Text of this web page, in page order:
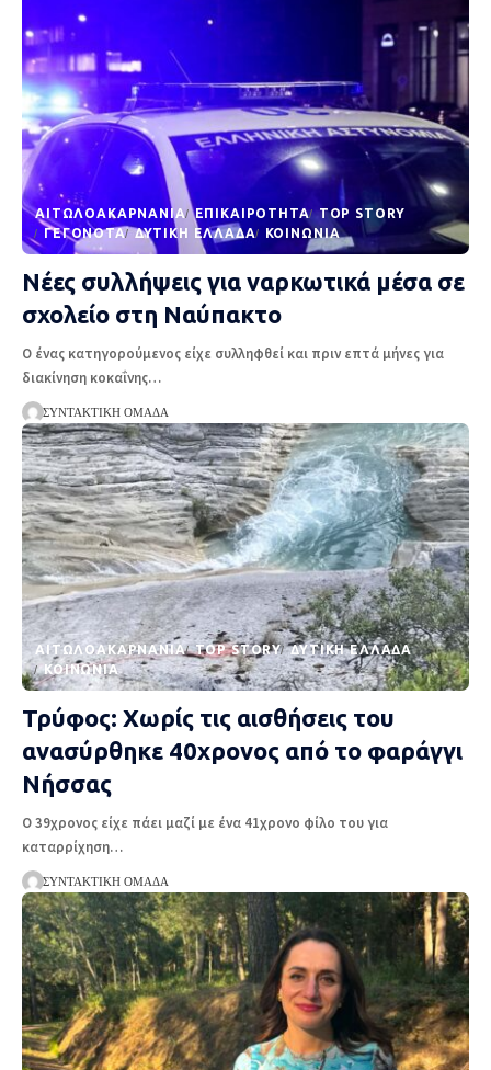
AΙΤΩΛΟΑΚΑΡΝΑΝΊΑ EΠΙΚΑΙΡΌΤΗΤΑ
TOP STORY
ΓΕΓΟΝΌΤΑ
ΔΥΤΙΚΉ ΕΛΛΆΔΑ ΚΟΙΝΩΝΊΑ
Νέες συλλήψεις για ναρκωτικά μέσα σε
σχολείο στη Ναύπακτο
Ο ένας κατηγορούμενος είχε συλληφθεί και πριν επτά μήνες για
διακίνηση κοκαΐνης…
ΣΥΝΤΑΚΤΙΚΉ ΟΜΆΔΑ
AΙΤΩΛΟΑΚΑΡΝΑΝΊΑ TOP STORY
ΔΥΤΙΚΉ ΕΛΛΆΔΑ
ΚΟΙΝΩΝΊΑ
Τρύφος: Χωρίς τις αισθήσεις του
ανασύρθηκε 40χρονος από το φαράγγι
Νήσσας
Ο 39χρονος είχε πάει μαζί με ένα 41χρονο φίλο του για
καταρρίχηση…
ΣΥΝΤΑΚΤΙΚΉ ΟΜΆΔΑ